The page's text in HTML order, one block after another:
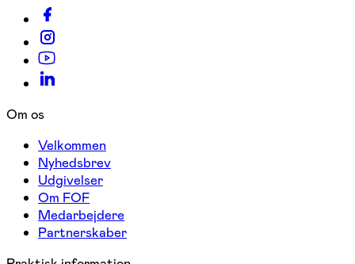
Om os
Velkommen
Nyhedsbrev
Udgivelser
Om FOF
Medarbejdere
Partnerskaber